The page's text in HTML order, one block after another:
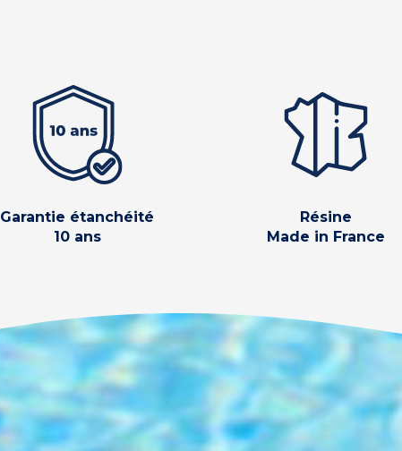
Garantie étanchéité
10 ans
Résine
Made in France